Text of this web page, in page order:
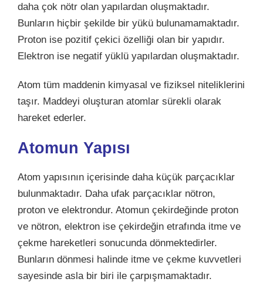
daha çok nötr olan yapılardan oluşmaktadır.
Bunların hiçbir şekilde bir yükü bulunamamaktadır.
Proton ise pozitif çekici özelliği olan bir yapıdır.
Elektron ise negatif yüklü yapılardan oluşmaktadır.
Atom tüm maddenin kimyasal ve fiziksel niteliklerini
taşır. Maddeyi oluşturan atomlar sürekli olarak
hareket ederler.
Atomun Yapısı
Atom yapısının içerisinde daha küçük parçacıklar
bulunmaktadır. Daha ufak parçacıklar nötron,
proton ve elektrondur. Atomun çekirdeğinde proton
ve nötron, elektron ise çekirdeğin etrafında itme ve
çekme hareketleri sonucunda dönmektedirler.
Bunların dönmesi halinde itme ve çekme kuvvetleri
sayesinde asla bir biri ile çarpışmamaktadır.